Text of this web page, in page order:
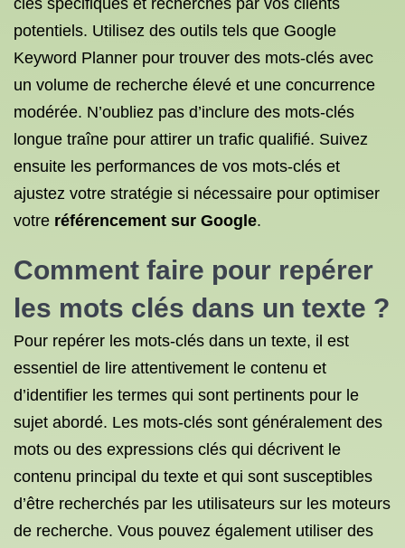
clés spécifiques et recherchés par vos clients
potentiels. Utilisez des outils tels que Google
Keyword Planner pour trouver des mots-clés avec
un volume de recherche élevé et une concurrence
modérée. N’oubliez pas d’inclure des mots-clés
longue traîne pour attirer un trafic qualifié. Suivez
ensuite les performances de vos mots-clés et
ajustez votre stratégie si nécessaire pour optimiser
votre référencement sur Google.
Comment faire pour repérer
les mots clés dans un texte ?
Pour repérer les mots-clés dans un texte, il est
essentiel de lire attentivement le contenu et
d’identifier les termes qui sont pertinents pour le
sujet abordé. Les mots-clés sont généralement des
mots ou des expressions clés qui décrivent le
contenu principal du texte et qui sont susceptibles
d’être recherchés par les utilisateurs sur les moteurs
de recherche. Vous pouvez également utiliser des